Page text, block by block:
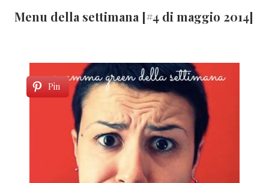
Menu della settimana [#4 di maggio 2014]
Pin